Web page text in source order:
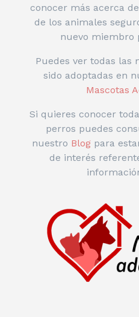
conocer más acerca
de los animales
nuevo miembro
Puedes ver todas las
sido adoptadas en
Mascotas
Si quieres conocer
perros puedes
nuestro Blog para
de interés